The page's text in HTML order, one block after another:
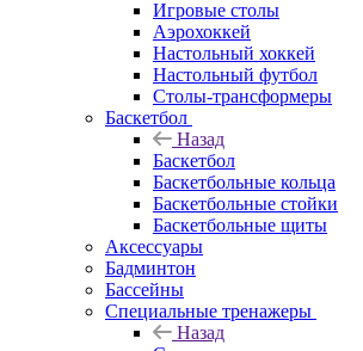
Игровые столы
Аэрохоккей
Настольный хоккей
Настольный футбол
Столы-трансформеры
Баскетбол
Назад
Баскетбол
Баскетбольные кольца
Баскетбольные стойки
Баскетбольные щиты
Аксессуары
Бадминтон
Бассейны
Специальные тренажеры
Назад